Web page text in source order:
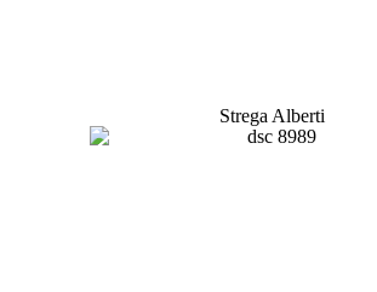
Strega Alberti